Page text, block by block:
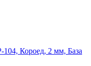
Короед, 2 мм, База